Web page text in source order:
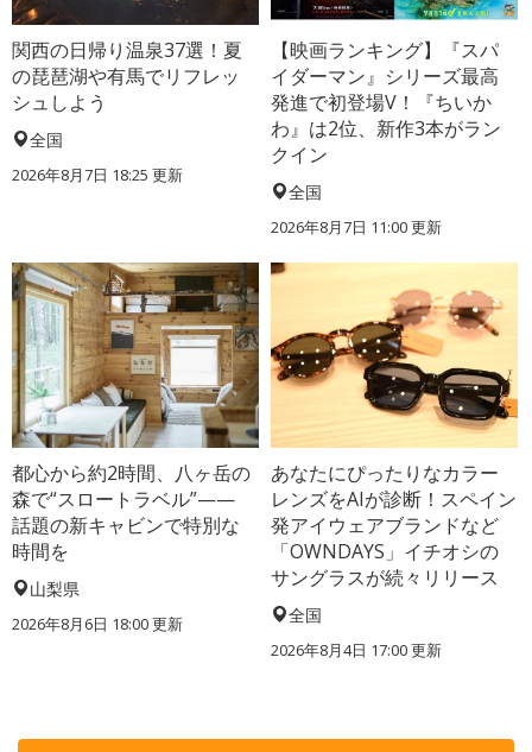
関西の日帰り温泉37選！夏
の琵琶湖や有馬でリフレッ
シュしよう
全国
2026年8月7日 18:25 更新
【映画ランキング】『スパ
イダーマン』シリーズ最高
発進で初登場V！『ちいか
わ』は2位、新作3本がラン
クイン
全国
2026年8月7日 11:00更新
都心から約2時間、八ヶ岳の
森で“スロートラベル”——
話題の新キャビンで特別な
時間を
山梨県
2026年8月6日 18:00更新
あなたにぴったりなカラー
レンズをAIが診断！スペイン
発アイウェアブランドなど
「OWNDAYS」イチオシの
サングラスが続々リリース
全国
2026年8月4日 17:00更新